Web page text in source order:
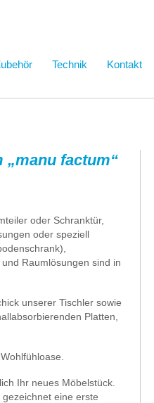
Technik Kontakt
factum“
oder Schranktür,
oder speziell
Raumlösungen sind in
unserer Tischler sowie
Platten,
Ihr neues Möbelstück.
eine erste